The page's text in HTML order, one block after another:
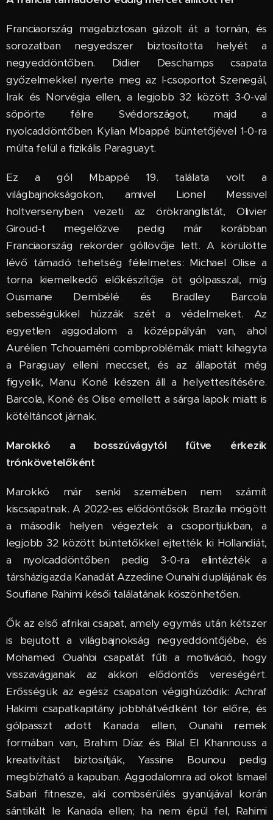
Franciaország magabiztosan gázolt át a tornán, és
sorozatban negyedszer biztosította helyét a
negyeddöntőben. Didier Deschamps csapata
győzelmekkel nyerte meg az I-csoportot Szenegál,
Irak és Norvégia ellen, a legjobb 32 között 3-0-val
söpörte félre Svédországot, majd a
nyolcaddöntőben Kylian Mbappé büntetőjével 1-0-ra
múlta felül a fizikális Paraguayt.
Ez a gól Mbappé 19. találata volt a
világbajnokságokon, amivel Lionel Messivel
holtversenyben vezeti az örökranglistát, Olivier
Giroud-t megelőzve pedig már korábban
Franciaország rekorder góllövője lett. A körülötte
lévő támadó tehetség félelmetes: Michael Olise a
torna kiemelkedő előkészítője öt gólpasszal, míg
Ousmane Dembélé és Bradley Barcola
sebességükkel húzzák szét a védelmeket. Az
egyetlen aggodalom a középpályán van, ahol
Aurélien Tchouaméni combproblémák miatt kihagyta
a Paraguay elleni meccset, és az állapotát még
figyelik, Manu Koné készen áll a helyettesítésére.
Barcola, Koné és Olise emellett a sárga lapok miatt is
kötéltáncot járnak.
Marokkó a bosszúvágytól fűtve érkezik
trónkövetelőként
Marokkó már senki szemében nem számít
kiscsapatnak. A 2022-es elődöntősök Brazília mögött
a második helyen végeztek a csoportjukban, a
legjobb 32 között büntetőkkel ejtették ki Hollandiát,
a nyolcaddöntőben pedig 3-0-ra elintézték a
társházigazda Kanadát Azzedine Ounahi duplájának és
Soufiane Rahimi késői találatának köszönhetően.
Ők az első afrikai csapat, amely egymás után kétszer
is bejutott a világbajnokság negyeddöntőjébe, és
Mohamed Ouahbi csapatát fűti a motiváció, hogy
visszavágjanak az akkori elődöntős vereségért.
Erősségük az egész csapaton végighúzódik: Achraf
Hakimi csapatkapitány jobbhátvédként tör előre, és
gólpasszt adott Kanada ellen, Ounahi remek
formában van, Brahim Díaz és Bilal El Khannouss a
kreativítást biztosítják, Yassine Bounou pedig
megbízható a kapuban. Aggodalomra ad okot Ismael
Saibari fitnesze, aki combsérülés gyanújával korán
sántikált le Kanada ellen; ha nem épül fel, Rahimi